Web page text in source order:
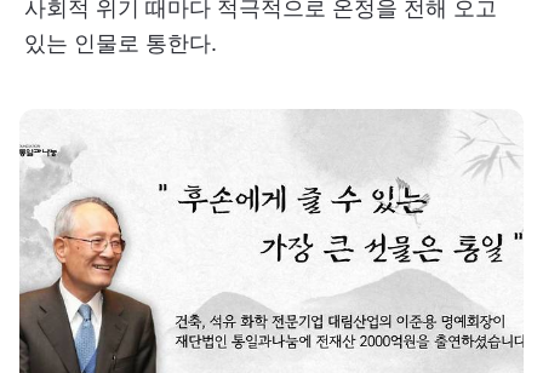
사회적 위기 때마다 적극적으로 온정을 전해 오고
있는 인물로 통한다.